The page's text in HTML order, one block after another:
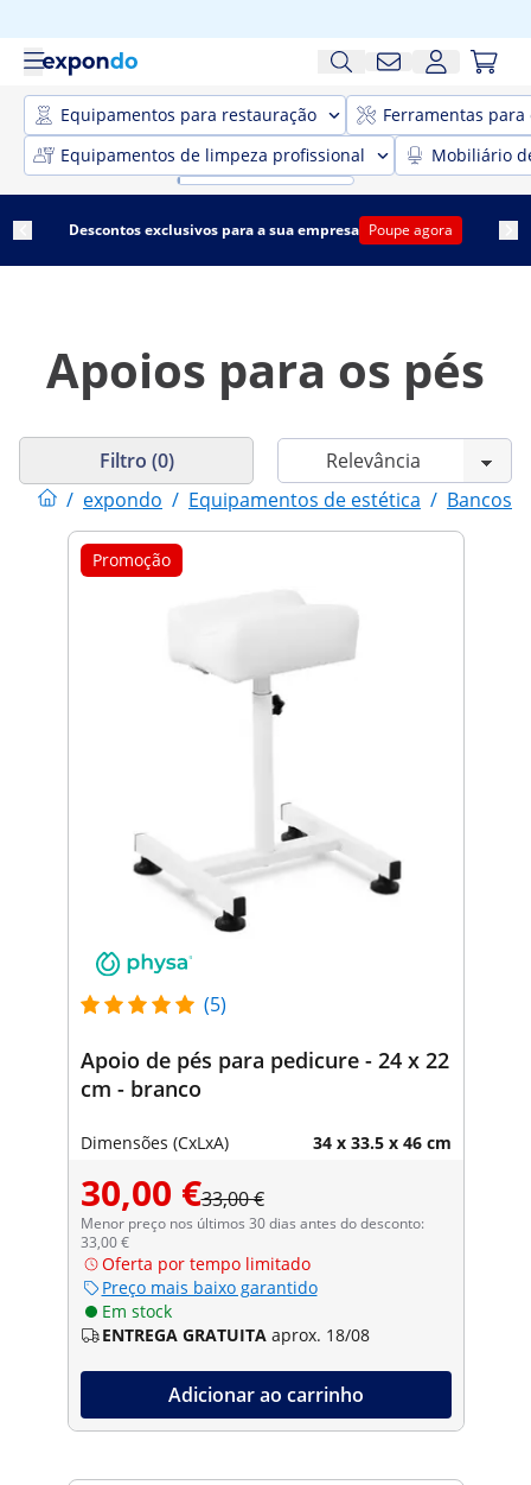
Equipamentos para restauração
Ferramentas para
Equipamentos de limpeza profissional
Mobiliário
Descontos exclusivos para a sua empresa Poupe agora
Apoios para os pés
/ expondo / Equipamentos de estética / Bancos
Filtro (0)
Promoção
(5)
Apoio de pés para pedicure - 24 x 22
cm - branco
Dimensões (CxLxA) 34 x 33.5 x 46 cm
30,00 €33,00 €
Menor preço nos últimos 30 dias antes do desconto:
33,00 €
Oferta por tempo limitado
Preço mais baixo garantido
Em stock
ENTREGA GRATUITA aprox. 18/08
Adicionar ao carrinho